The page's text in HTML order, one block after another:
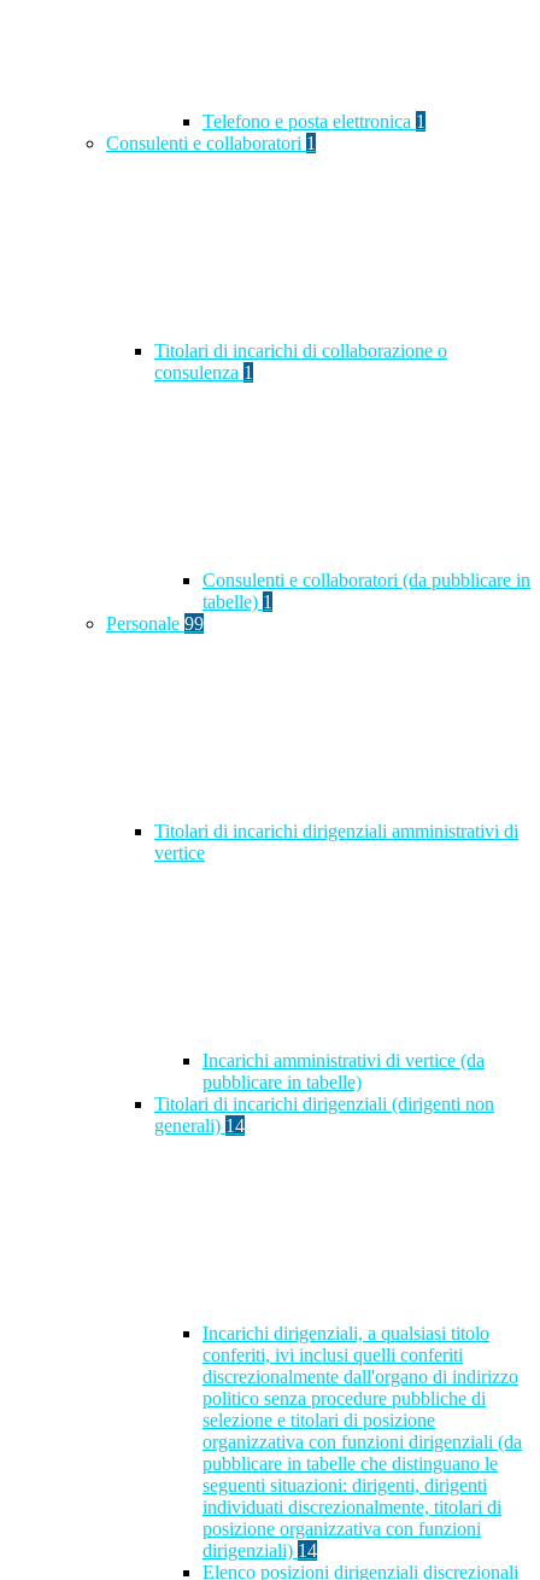
Telefono e posta elettronica 1
Consulenti e collaboratori 1
Titolari di incarichi di collaborazione o
consulenza 1
Consulenti e collaboratori (da pubblicare in
tabelle) 1
Personale 99
Titolari di incarichi dirigenziali amministrativi di
vertice
Incarichi amministrativi di vertice (da
pubblicare in tabelle)
Titolari di incarichi dirigenziali (dirigenti non
generali) 14
Incarichi dirigenziali, a qualsiasi titolo
conferiti, ivi inclusi quelli conferiti
discrezionalmente dall'organo di indirizzo
politico senza procedure pubbliche di
selezione e titolari di posizione
organizzativa con funzioni dirigenziali (da
pubblicare in tabelle che distinguano le
seguenti situazioni: dirigenti, dirigenti
individuati discrezionalmente, titolari di
posizione organizzativa con funzioni
dirigenziali) 14
Elenco posizioni dirigenziali discrezionali